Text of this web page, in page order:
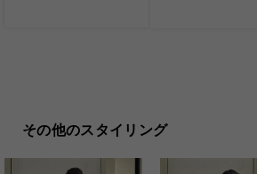
その他のスタイリング